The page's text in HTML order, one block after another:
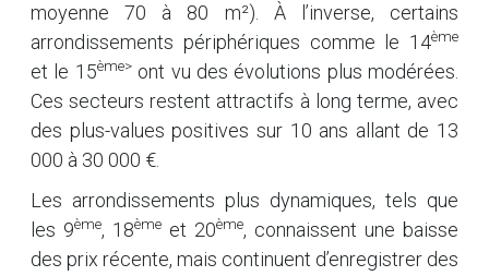
moyenne 70 à 80 m²). À l’inverse, certains
arrondissements périphériques comme le 14ème
et le 15ème>ont vu des évolutions plus modérées.
Ces secteurs restent attractifs à long terme, avec
des plus-values positives sur 10 ans allant de 13
000 à 30 000 €.
Les arrondissements plus dynamiques, tels que
les 9ème, 18ème et 20ème, connaissent une baisse
des prix récente, mais continuent d’enregistrer des